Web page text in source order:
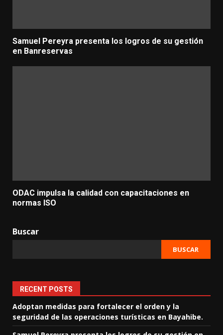
Samuel Pereyra presenta los logros de su gestión
en Banreservas
ODAC impulsa la calidad con capacitaciones en
normas ISO
Buscar
BUSCAR
RECENT POSTS
Adoptan medidas para fortalecer el orden y la
seguridad de las operaciones turísticas en Bayahibe.